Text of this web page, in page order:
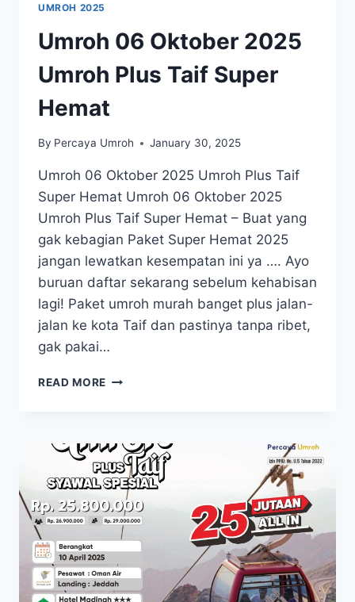
UMROH 2025
Umroh 06 Oktober 2025
Umroh Plus Taif Super
Hemat
By Percaya Umroh January 30, 2025
Umroh 06 Oktober 2025 Umroh Plus Taif
Super Hemat Umroh 06 Oktober 2025
Umroh Plus Taif Super Hemat – Buat yang
gak kebagian Paket Super Hemat 2025
jangan lewatkan kesempatan ini ya …. Ayo
buruan daftar sekarang sebelum kehabisan
lagi! Paket umroh murah banget plus jalan-
jalan ke kota Taif dan pastinya tanpa ribet,
gak pakai…
READ MORE UMROH
UMROH
PLUS
TAIF
SUPER
HEMAT